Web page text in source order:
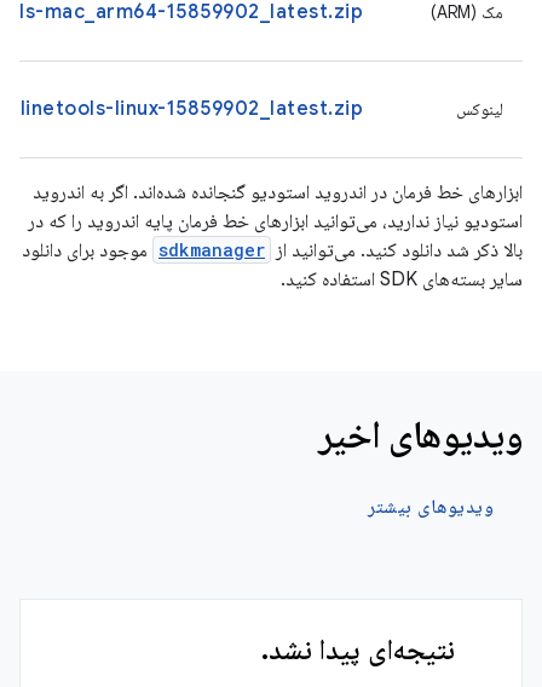
مک (ARM) mac_arm64-15859902_latest.zip
لینوکس linux-15859902_latest.zip
ابزارهای خط فرمان در اندروید استودیو گنجانده شده‌اند. اگر به اندروید
استودیو نیاز ندارید، می‌توانید ابزارهای خط فرمان پایه اندروید را که در
بالا ذکر شد دانلود کنید. می‌توانید از sdkmanager موجود برای دانلود
سایر بسته‌های SDK استفاده کنید.
ویدیوهای اخیر
ویدیوهای بیشتر
نتیجه‌ای پیدا نشد.